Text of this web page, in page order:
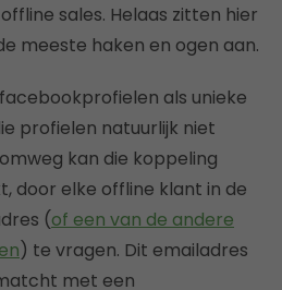
sales. Helaas zitten hier
meeste haken en ogen aan.
als unieke
profielen natuurlijk niet
kan die koppeling
door elke offline klant in de
(of een van de andere
) te vragen. Dit emailadres
met een